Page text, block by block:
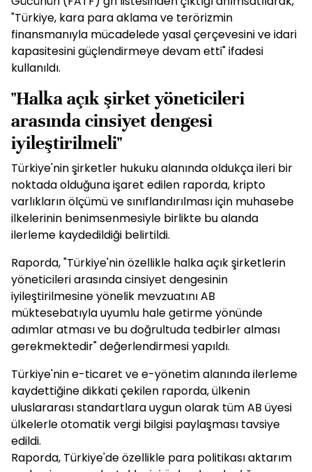
"Türkiye, kara para aklama ve terörizmin
finansmanıyla mücadelede yasal çerçevesini ve idari
kapasitesini güçlendirmeye devam etti" ifadesi
kullanıldı.
"Halka açık şirket yöneticileri
arasında cinsiyet dengesi
iyileştirilmeli"
Türkiye'nin şirketler hukuku alanında oldukça ileri bir
noktada olduğuna işaret edilen raporda, kripto
varlıkların ölçümü ve sınıflandırılması için muhasebe
ilkelerinin benimsenmesiyle birlikte bu alanda
ilerleme kaydedildiği belirtildi.
Raporda, "Türkiye'nin özellikle halka açık şirketlerin
yöneticileri arasında cinsiyet dengesinin
iyileştirilmesine yönelik mevzuatını AB
müktesebatıyla uyumlu hale getirme yönünde
adımlar atması ve bu doğrultuda tedbirler alması
gerekmektedir" değerlendirmesi yapıldı.
Türkiye'nin e-ticaret ve e-yönetim alanında ilerleme
kaydettiğine dikkati çekilen raporda, ülkenin
uluslararası standartlara uygun olarak tüm AB üyesi
ülkelerle otomatik vergi bilgisi paylaşması tavsiye
edildi.
Raporda, Türkiye'de özellikle para politikası aktarım